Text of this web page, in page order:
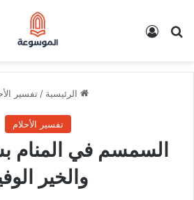
بحث عن
الرئيسية / تفسير
تفسير الأحلام
السمسم في المنام
والخير